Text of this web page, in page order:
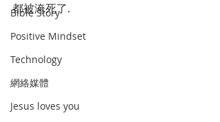
Bible Story
Positive Mindset
Technology
網絡媒體
Jesus loves you
都被淹死了.